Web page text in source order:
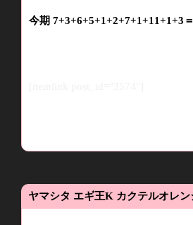
今期 7+3+6+5+1+2+7+1+11+1+3
ヤマシタ エギ王K カクテルオレン